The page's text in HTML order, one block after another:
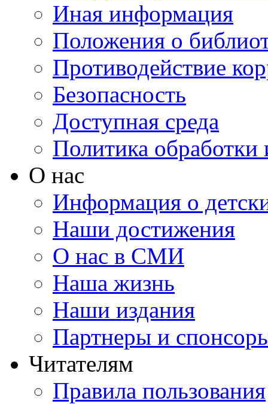
Иная информация
Положения о
Противодействие
Безопасность
Доступная среда
Политика
О нас
Информация о
Наши достижения
О нас в СМИ
Наша жизнь
Наши издания
Партнеры и
Читателям
Правила пользования